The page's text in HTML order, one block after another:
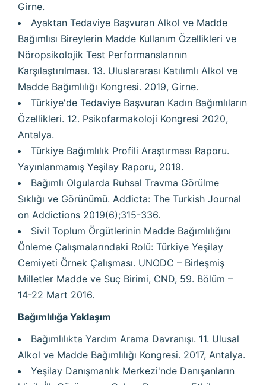
Girne.
Ayaktan Tedaviye Başvuran Alkol ve Madde
Bağımlısı Bireylerin Madde Kullanım Özellikleri ve
Nöropsikolojik Test Performanslarının
Karşılaştırılması. 13. Uluslararası Katılımlı Alkol ve
Madde Bağımlılığı Kongresi. 2019, Girne.
Türkiye'de Tedaviye Başvuran Kadın Bağımlıların
Özellikleri. 12. Psikofarmakoloji Kongresi 2020,
Antalya.
Türkiye Bağımlılık Profili Araştırması Raporu.
Yayınlanmamış Yeşilay Raporu, 2019.
Bağımlı Olgularda Ruhsal Travma Görülme
Sıklığı ve Görünümü. Addicta: The Turkish Journal
on Addictions 2019(6);315-336.
Sivil Toplum Örgütlerinin Madde Bağımlılığını
Önleme Çalışmalarındaki Rolü: Türkiye Yeşilay
Cemiyeti Örnek Çalışması. UNODC – Birleşmiş
Milletler Madde ve Suç Birimi, CND, 59. Bölüm –
14-22 Mart 2016.
Bağımlılığa Yaklaşım
Bağımlılıkta Yardım Arama Davranışı. 11. Ulusal
Alkol ve Madde Bağımlılığı Kongresi. 2017, Antalya.
Yeşilay Danışmanlık Merkezi'nde Danışanların